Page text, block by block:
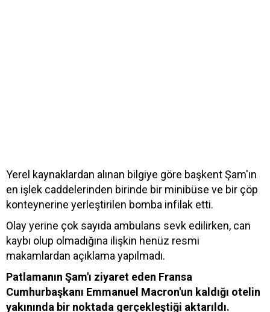
Yerel kaynaklardan alınan bilgiye göre başkent Şam'ın
en işlek caddelerinden birinde bir minibüse ve bir çöp
konteynerine yerleştirilen bomba infilak etti.
Olay yerine çok sayıda ambulans sevk edilirken, can
kaybı olup olmadığına ilişkin henüz resmi
makamlardan açıklama yapılmadı.
Patlamanın Şam'ı ziyaret eden Fransa
Cumhurbaşkanı Emmanuel Macron'un kaldığı otelin
yakınında bir noktada gerçekleştiği aktarıldı.